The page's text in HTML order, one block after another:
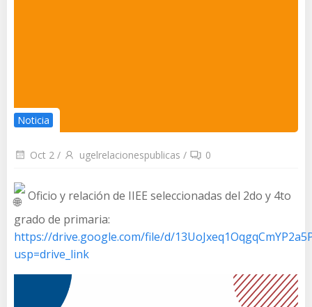
Noticia
Oct 2 / ugelrelacionespublicas / 0
Oficio y relación de IIEE seleccionadas del 2do y 4to
grado de primaria:
https://drive.google.com/file/d/
usp=drive_link